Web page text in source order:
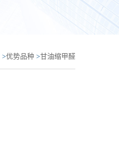
>优势品种 >甘油缩甲醛